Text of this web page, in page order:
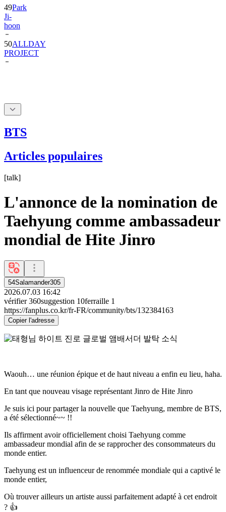
49Park
Ji-
hoon
50ALLDAY
PROJECT
BTS
Articles populaires
[talk]
L'annonce de la nomination de
Taehyung comme ambassadeur
mondial de Hite Jinro
54Salamander305
2026.07.03 16:42
vérifier 360suggestion 10ferraille 1
https://fanplus.co.kr/fr-FR/community/bts/132384163
Copier l'adresse
Waouh… une réunion épique et de haut niveau a enfin eu lieu, haha.
En tant que nouveau visage représentant Jinro de Hite Jinro
Je suis ici pour partager la nouvelle que Taehyung, membre de BTS,
a été sélectionné~~ !!
Ils affirment avoir officiellement choisi Taehyung comme
ambassadeur mondial afin de se rapprocher des consommateurs du
monde entier.
Taehyung est un influenceur de renommée mondiale qui a captivé le
monde entier,
Où trouver ailleurs un artiste aussi parfaitement adapté à cet endroit
? 👍